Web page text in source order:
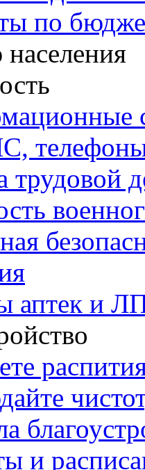
по
трудовой
аптек и
и